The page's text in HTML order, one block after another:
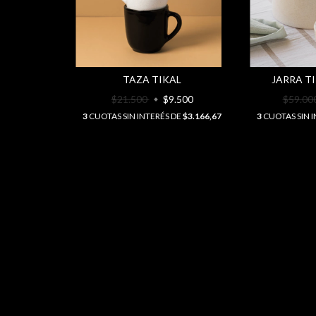
TAZA TIKAL
$21.500
$9.500
3CUOTAS SIN INTERÉS DE $3.166,67
JARRA
3CUOTAS SIN